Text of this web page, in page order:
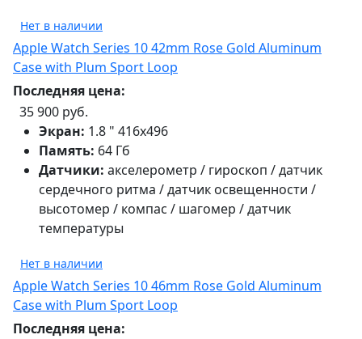
Нет в наличии
Apple Watch Series 10 42mm Rose Gold Aluminum
Case with Plum Sport Loop
Последняя цена:
35 900 руб.
Экран: 1.8 " 416х496
Память: 64 Гб
Датчики: акселерометр / гироскоп / датчик
сердечного ритма / датчик освещенности /
высотомер / компас / шагомер / датчик
температуры
Нет в наличии
Apple Watch Series 10 46mm Rose Gold Aluminum
Case with Plum Sport Loop
Последняя цена: